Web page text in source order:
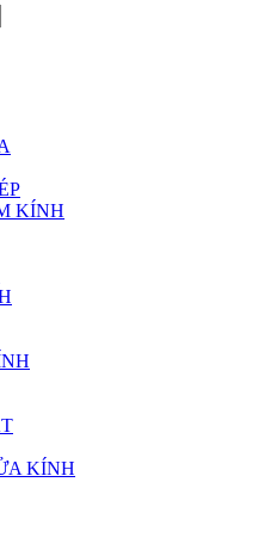
KÍNH
KÍNH